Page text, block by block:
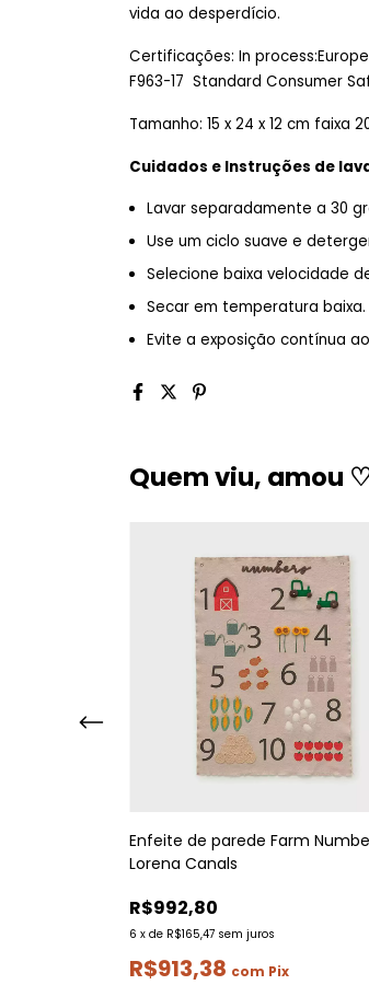
vida ao desperdício.
Certificações: In
F963-17 Standard Consumer
Tamanho: 15 x 24 x 12 cm faixa
Cuidados e Instruções de
Lavar separadamente a 30
Use um ciclo suave e
Selecione baixa velocidade
Secar em temperatura
Evite a exposição contínua
Quem viu, amou
Enfeite de parede Farm
Lorena Canals
R$992,80
6 x de R$165,47 sem juros
R$913,38 com Pix